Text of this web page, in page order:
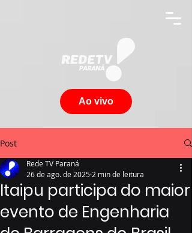
Ao vivo
Post
Itaipu participa do maior
evento de Engenharia
Rede TV Paraná
26 de ago. de 2025 2 min de leitura